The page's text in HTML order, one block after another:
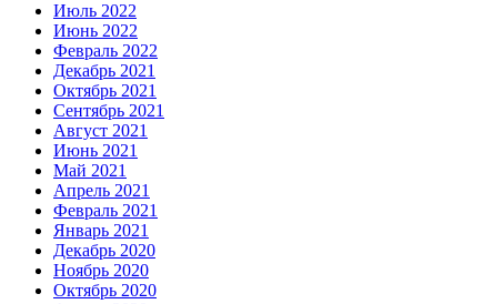
Июль 2022
Июнь 2022
Февраль 2022
Декабрь 2021
Октябрь 2021
Сентябрь 2021
Август 2021
Июнь 2021
Май 2021
Апрель 2021
Февраль 2021
Январь 2021
Декабрь 2020
Ноябрь 2020
Октябрь 2020